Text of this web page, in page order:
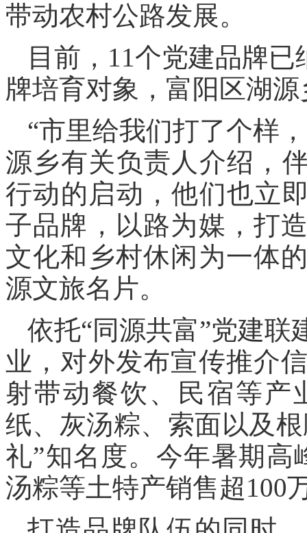
带动农村公路发展。
目前，11个党建品牌
牌培育对象，富阳区湖
“市里给我们打了个样
源乡有关负责人介绍，
行动的启动，他们也立
子品牌，以路为媒，打
文化和乡村休闲为一体
源文旅名片。
依托“同源共富”党建
业，对外发布宣传推介
射带动餐饮、民宿等产
纸、灰汤粽、索面以及
礼”知名度。今年暑期
汤粽等土特产销售超100